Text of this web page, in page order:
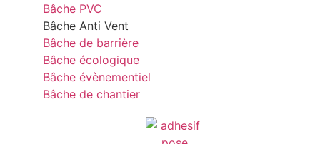
Bâche PVC
Bâche Anti Vent
Bâche de barrière
Bâche écologique
Bâche évènementiel
Bâche de chantier